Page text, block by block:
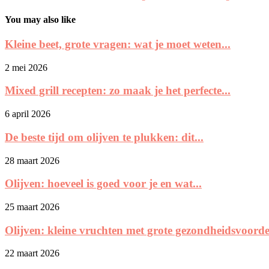
You may also like
Kleine beet, grote vragen: wat je moet weten...
2 mei 2026
Mixed grill recepten: zo maak je het perfecte...
6 april 2026
De beste tijd om olijven te plukken: dit...
28 maart 2026
Olijven: hoeveel is goed voor je en wat...
25 maart 2026
Olijven: kleine vruchten met grote
22 maart 2026